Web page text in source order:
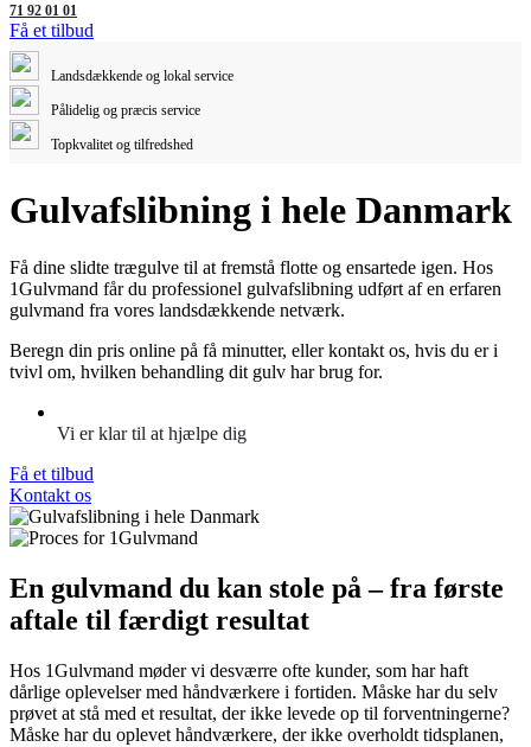
71 92 01 01
Få et tilbud
Landsdækkende og lokal service
Pålidelig og præcis service
Topkvalitet og tilfredshed
Gulvafslibning i hele Danmark
Få dine slidte trægulve til at fremstå flotte og ensartede igen. Hos
1Gulvmand får du professionel gulvafslibning udført af en erfaren
gulvmand fra vores landsdækkende netværk.
Beregn din pris online på få minutter, eller kontakt os, hvis du er i
tvivl om, hvilken behandling dit gulv har brug for.
Vi er klar til at hjælpe dig
Få et tilbud
Kontakt os
En gulvmand du kan stole på – fra første
aftale til færdigt resultat
Hos 1Gulvmand møder vi desværre ofte kunder, som har haft
dårlige oplevelser med håndværkere i fortiden. Måske har du selv
prøvet at stå med et resultat, der ikke levede op til forventningerne?
Måske har du oplevet håndværkere, der ikke overholdt tidsplanen,